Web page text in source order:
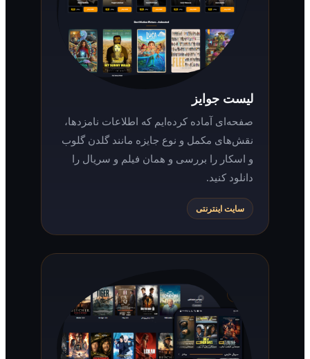
لیست جوایز
صفحه‌ای آماده کرده‌ایم که اطلاعات نامزدها،
نقش‌های مکمل و نوع جایزه مانند گلدن گلوب
و اسکار را بررسی و همان فیلم و سریال را
سایت اینترنتی